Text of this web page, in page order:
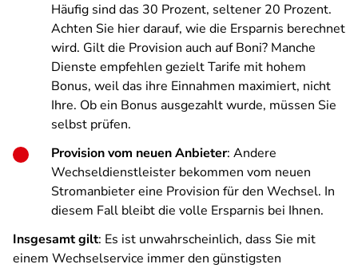
Häufig sind das 30 Prozent, seltener 20 Prozent.
Achten Sie hier darauf, wie die Ersparnis berechnet
wird. Gilt die Provision auch auf Boni? Manche
Dienste empfehlen gezielt Tarife mit hohem
Bonus, weil das ihre Einnahmen maximiert, nicht
Ihre. Ob ein Bonus ausgezahlt wurde, müssen Sie
selbst prüfen.
Provision vom neuen Anbieter: Andere
Wechseldienstleister bekommen vom neuen
Stromanbieter eine Provision für den Wechsel. In
diesem Fall bleibt die volle Ersparnis bei Ihnen.
Insgesamt gilt: Es ist unwahrscheinlich, dass Sie mit
einem Wechselservice immer den günstigsten